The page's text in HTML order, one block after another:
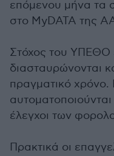
επόμενου μήνα τα
στο MyDATA της
Στόχος του ΥΠΕΘΟ
διασταυρώνονται
πραγματικό χρόνο.
έλεγχοι των
Πρακτικά οι